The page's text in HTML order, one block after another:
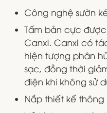
Công nghệ sườn
Tấm bản cực
Canxi. Canxi có
hiện tượng phân
sạc, đồng thời
điện khi không sử
Nắp thiết kế